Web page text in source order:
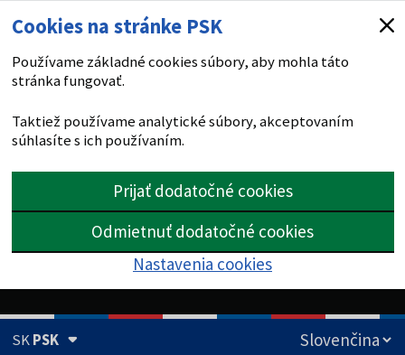
Cookies na stránke PSK
Používame základné cookies súbory, aby mohla táto
stránka fungovať.
Taktiež používame analytické súbory, akceptovaním
súhlasíte s ich používaním.
Prijať dodatočné cookies
Odmietnuť dodatočné cookies
Nastavenia cookies
SKPSK